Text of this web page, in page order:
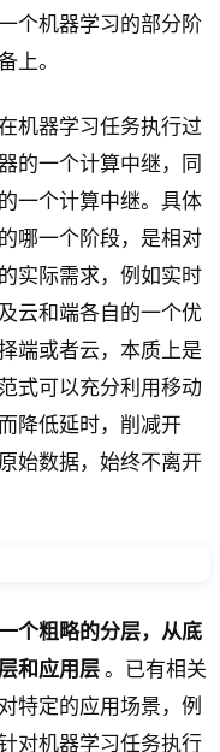
个机器学习的部分阶
上。
机器学习任务执行过
的一个计算中继，同
一个计算中继。具体
哪一个阶段，是相对
实际需求，例如实时
云和端各自的一个优
端或者云，本质上是
式可以充分利用移动
降低延时，削减开
始数据，始终不离开
个粗略的分层，从底
和应用层 。已有相关
特定的应用场景，例
对机器学习任务执行